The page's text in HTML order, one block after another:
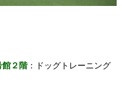
館２階：ドッグトレーニング